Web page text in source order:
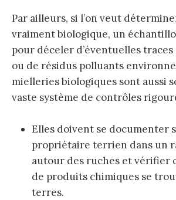
Par ailleurs, si l’on veut
vraiment biologique, un
pour déceler d’éventuelles
ou de résidus polluants
mielleries biologiques sont aussi
vaste système de contrôles
Elles doivent se documenter
propriétaire terrien dans un
autour des ruches et vérifier
de produits chimiques se
terres.